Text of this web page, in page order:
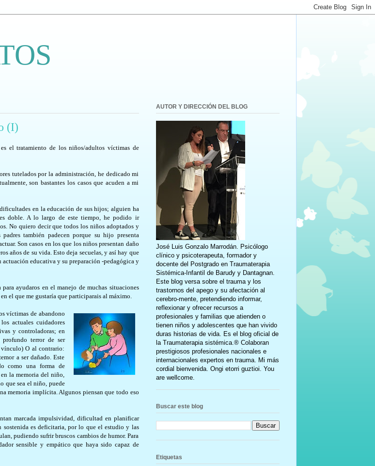
(I)
el tratamiento de los niños/adultos víctimas de
tutelados por la administración, he dedicado mi
son bastantes los casos que acuden a mi
en la educación de sus hijos; alguien ha
doble. A lo largo de este tiempo, he podido ir
No quiero decir que todos los niños adoptados y
también padecen porque su hijo presenta
Son casos en los que los niños presentan daño
años de su vida. Esto deja secuelas, y así hay que
actuación educativa y su preparación -pedagógica y
ayudaros en el manejo de muchas situaciones
el que me gustaría que participarais al máximo.
s víctimas de abandono
actuales cuidadores
y controladoras; en
terror de ser
O al contrario:
a ser dañado. Este
como una forma de
la memoria del niño,
que sea el niño, puede
memoria implícita. Algunos piensan que todo eso
marcada impulsividad, dificultad en planificar
sostenida es deficitaria, por lo que el estudio y las
pudiendo sufrir bruscos cambios de humor. Para
sensible y empático que haya sido capaz de
AUTOR Y DIRECCIÓN DEL BLOG
José Luis Gonzalo Marrodán. Psicólogo
clínico y psicoterapeuta, formador y
docente del Postgrado en Traumaterapia
Sistémica-Infantil de Barudy y Dantagnan.
Este blog versa sobre el trauma y los
trastornos del apego y su afectación al
cerebro-mente, pretendiendo informar,
reflexionar y ofrecer recursos a
profesionales y familias que atienden o
tienen niños y adolescentes que han vivido
duras historias de vida. Es el blog oficial de
la Traumaterapia sistémica.® Colaboran
prestigiosos profesionales nacionales e
internacionales expertos en trauma. Mi más
cordial bienvenida. Ongi etorri guztioi. You
are wellcome.
Buscar este blog
Etiquetas